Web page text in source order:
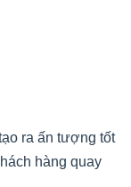
khách hàng.